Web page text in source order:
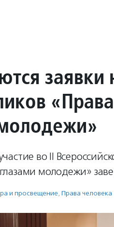
заявки
во II
молодежи»
и просвещение, Права человека